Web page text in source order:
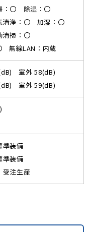
〇 除湿：〇
浄：〇 加湿：〇
掃：〇
無線LAN：内蔵
室外 58(dB)
室外 59(dB)
準装備
準装備
受注生産